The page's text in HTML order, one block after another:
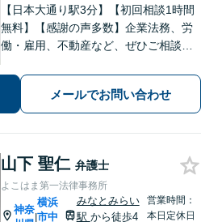
【日本大通り駅3分】【初回相談1時間
無料】【感謝の声多数】企業法務、労
働・雇用、不動産など、ぜひご相談く
ーガルサービスの提供を心がけており
ます。お困りの場合は、ぜひご相談く
ださい。【休日・夜間面談可】【電話
相談可】
メールでお問い合わせ
山下 聖仁 弁護士
よこはま第一法律事務所
神奈
|
横浜
市中
みなとみらい
駅 から徒歩4
営業時間：
本日定休日